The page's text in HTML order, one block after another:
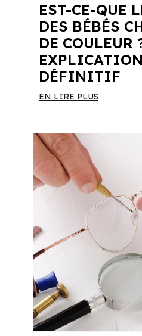
EST-CE-QUE
DES BÉBÉS
DE COULEUR
DÉFINITIF
EN LIRE PLUS